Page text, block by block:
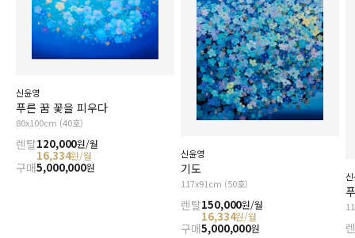
신윤영
푸른 꿈 꽃을 피우다
80x100cm (40호)
렌탈120,000원/월
16,334원/월
구매5,000,000원
신윤영
기도
117x91cm (50호)
렌탈150,000원/월
16,334원/월
구매5,000,000원